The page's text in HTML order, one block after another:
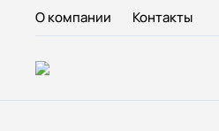
О компании Контакты